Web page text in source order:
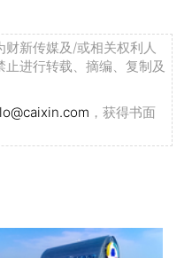
新传媒及/或相关权利人
进行转载、摘编、复制及
，获得书面